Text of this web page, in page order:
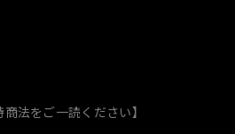
法をご一読ください】